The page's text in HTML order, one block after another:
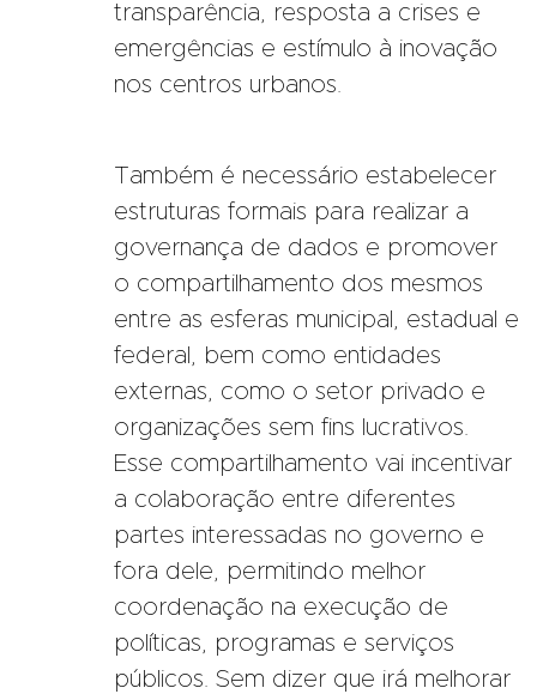
transparência, resposta a crises e
emergências e estímulo à inovação
nos centros urbanos.
Também é necessário estabelecer
estruturas formais para realizar a
governança de dados e promover
o compartilhamento dos mesmos
entre as esferas municipal, estadual e
federal, bem como entidades
externas, como o setor privado e
organizações sem fins lucrativos.
Esse compartilhamento vai incentivar
a colaboração entre diferentes
partes interessadas no governo e
fora dele, permitindo melhor
coordenação na execução de
políticas, programas e serviços
públicos. Sem dizer que irá melhorar